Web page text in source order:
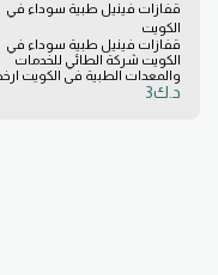
قفازات فينيل طبية سوداء في
الكويت
قفازات فينيل طبية سوداء في
الكويت شركة الطائي للخدمات
والمعدات الطبية في الكويت
وافضل سعر للمعدات الطبية
د.ك3